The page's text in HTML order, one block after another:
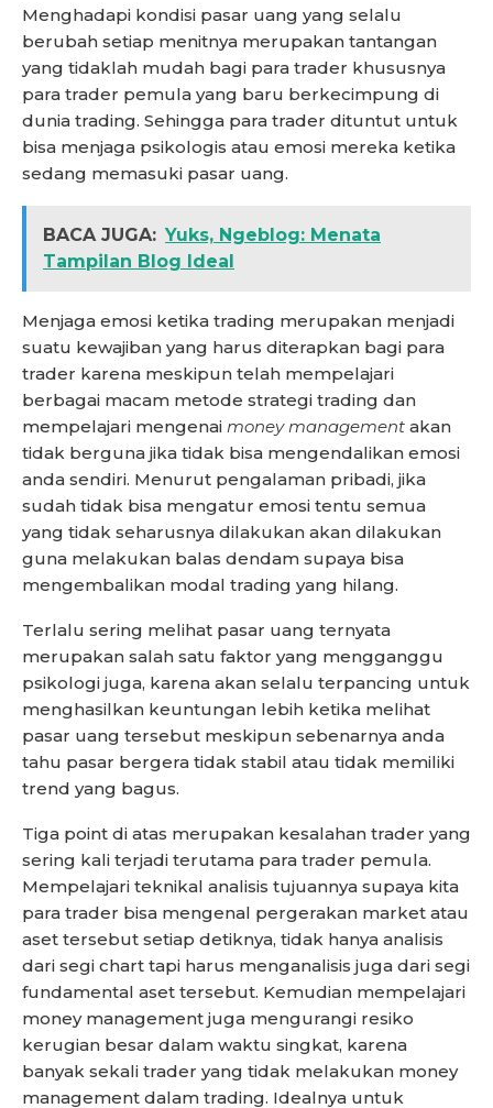
Menghadapi kondisi pasar uang yang selalu
berubah setiap menitnya merupakan tantangan
yang tidaklah mudah bagi para trader khususnya
para trader pemula yang baru berkecimpung di
dunia trading. Sehingga para trader dituntut untuk
bisa menjaga psikologis atau emosi mereka ketika
sedang memasuki pasar uang.
BACA JUGA: Yuks, Ngeblog: Menata
Tampilan Blog Ideal
Menjaga emosi ketika trading merupakan menjadi
suatu kewajiban yang harus diterapkan bagi para
trader karena meskipun telah mempelajari
berbagai macam metode strategi trading dan
mempelajari mengenai money management akan
tidak berguna jika tidak bisa mengendalikan emosi
anda sendiri. Menurut pengalaman pribadi, jika
sudah tidak bisa mengatur emosi tentu semua
yang tidak seharusnya dilakukan akan dilakukan
guna melakukan balas dendam supaya bisa
mengembalikan modal trading yang hilang.
Terlalu sering melihat pasar uang ternyata
merupakan salah satu faktor yang mengganggu
psikologi juga, karena akan selalu terpancing untuk
menghasilkan keuntungan lebih ketika melihat
pasar uang tersebut meskipun sebenarnya anda
tahu pasar bergera tidak stabil atau tidak memiliki
trend yang bagus.
Tiga point di atas merupakan kesalahan trader yang
sering kali terjadi terutama para trader pemula.
Mempelajari teknikal analisis tujuannya supaya kita
para trader bisa mengenal pergerakan market atau
aset tersebut setiap detiknya, tidak hanya analisis
dari segi chart tapi harus menganalisis juga dari segi
fundamental aset tersebut. Kemudian mempelajari
money management juga mengurangi resiko
kerugian besar dalam waktu singkat, karena
banyak sekali trader yang tidak melakukan money
management dalam trading. Idealnya untuk